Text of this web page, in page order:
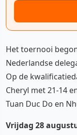
Het toernooi
Nederlandse
Op de
Cheryl met 21-14
Tuan Duc Do en
Vrijdag 28